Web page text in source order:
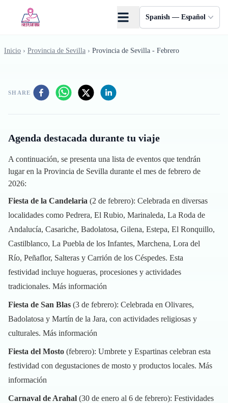
Spanish — Español
Inicio › Provincia de Sevilla › Provincia de Sevilla - Febrero
SHARE
Agenda destacada durante tu viaje
A continuación, se presenta una lista de eventos que tendrán
lugar en la Provincia de Sevilla durante el mes de febrero de
2026:
Fiesta de la Candelaria (2 de febrero): Celebrada en diversas
localidades como Pedrera, El Rubio, Marinaleda, La Roda de
Andalucía, Casariche, Badolatosa, Gilena, Estepa, El Ronquillo,
Castilblanco, La Puebla de los Infantes, Marchena, Lora del
Río, Peñaflor, Salteras y Carrión de los Céspedes. Esta
festividad incluye hogueras, procesiones y actividades
tradicionales. Más información
Fiesta de San Blas (3 de febrero): Celebrada en Olivares,
Badolatosa y Martín de la Jara, con actividades religiosas y
culturales. Más información
Fiesta del Mosto (febrero): Umbrete y Espartinas celebran esta
festividad con degustaciones de mosto y productos locales. Más
información
Carnaval de Arahal (30 de enero al 6 de febrero): Festividades